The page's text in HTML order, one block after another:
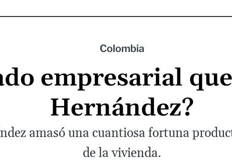
Colombia
empresarial
Hernández?
amasó una cuantiosa fortuna
de la vivienda.